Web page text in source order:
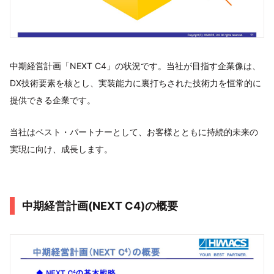
中期経営計画「NEXT C4」の状況です。当社が目指す企業像は、
DX技術要素を核とし、実装能力に裏打ちされた技術力を恒常的に
提供できる企業です。
当社はベスト・パートナーとして、お客様とともに持続的未来の
実現に向け、成長します。
中期経営計画(NEXT C4)の概要